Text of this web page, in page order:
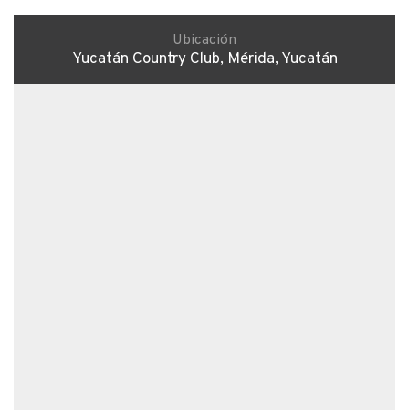
Ubicación
Yucatán Country Club, Mérida, Yucatán